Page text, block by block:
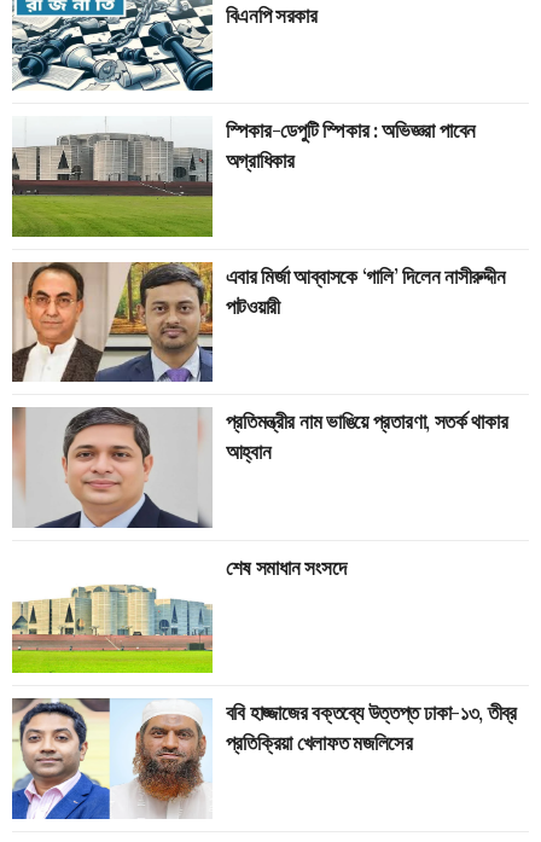
বিএনপি সরকার
স্পিকার-ডেপুটি স্পিকার : অভিজ্ঞরা পাবেন
অগ্রাধিকার
এবার মির্জা আব্বাসকে ‘গালি’ দিলেন নাসীরুদ্দীন
পাটওয়ারী
প্রতিমন্ত্রীর নাম ভাঙিয়ে প্রতারণা, সতর্ক থাকার
আহ্বান
শেষ সমাধান সংসদে
ববি হাজ্জাজের বক্তব্যে উত্তপ্ত ঢাকা-১৩, তীব্র
প্রতিক্রিয়া খেলাফত মজলিসের